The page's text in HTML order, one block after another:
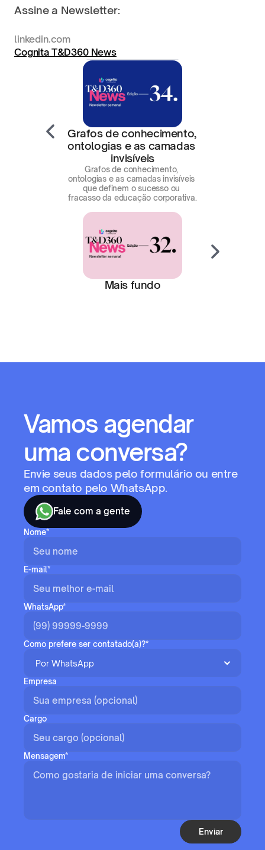
Assine a Newsletter:
linkedin.com
Cognita T&D360 News
Grafos de conhecimento,
ontologias e as camadas
invisíveis
Grafos de conhecimento,
ontologias e as camadas invisíveis
que definem o sucesso ou
fracasso da educação corporativa.
Mais fundo
Vamos agendar
uma conversa?
Envie seus dados pelo formulário ou entre
em contato pelo WhatsApp.
Fale com a gente
Nome*
E-mail*
WhatsApp*
Como prefere ser contatado(a)?*
Empresa
Cargo
Mensagem*
Enviar